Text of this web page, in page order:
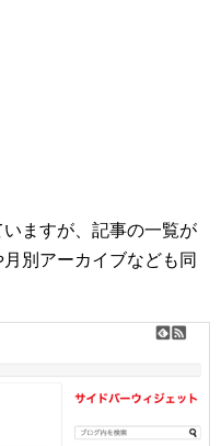
ますが、記事の一覧が
別アーカイブなども同